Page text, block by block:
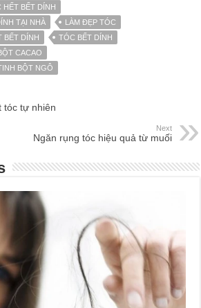
HẾT BẾT DÍNH
TẠI NHÀ
LÀM ĐẸP TÓC
BẾT DÍNH
TÓC BẾT DÍNH
CACAO
BỘT NGÔ
tóc tự nhiên
Next
Ngăn rụng tóc hiệu quả từ muối